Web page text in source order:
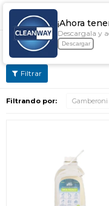
¡Ahora
Descargala y
Descargar

PRODUCTOS
Filtrando por: Gamberoni